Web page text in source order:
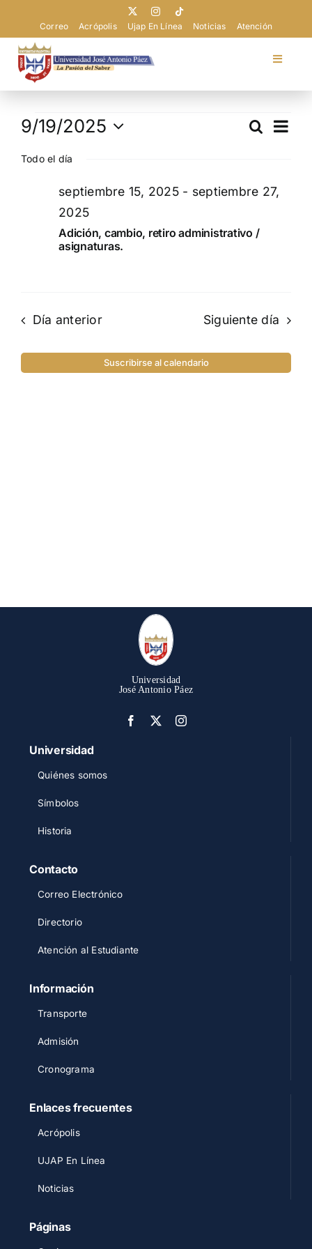
contenido
Correo Acrópolis Ujap En Línea Noticias Atención
Toggle
Pregrado
Postgrado
Eventos
en
2025
y
vistas
de
Buscar
Día
9/19/2025
la
Todo el día
Adición, cambio, retiro administrativo /
asignaturas.
septiembre 15, 2025 - septiembre 27,
2025
Día anterior Siguiente día
Suscribirse al calendario
Universidad
José Antonio Páez
Universidad
Quiénes somos
Símbolos
Historia
Contacto
Correo Electrónico
Directorio
Atención al Estudiante
Información
Transporte
Admisión
Cronograma
Enlaces frecuentes
Acrópolis
UJAP En Línea
Noticias
Páginas